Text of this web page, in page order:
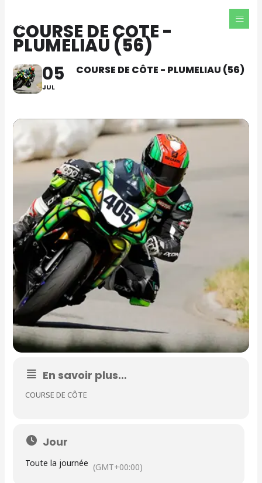
contenu
COURSE DE CÔTE -
PLUMELIAU (56)
05
JUL
COURSE DE CÔTE - PLUMELIAU (56)
En savoir plus…
COURSE DE CÔTE
Jour
Toute la journée (GMT+00:00)